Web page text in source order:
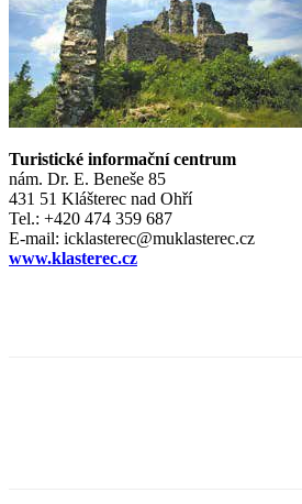
Turistické informační centrum
nám. Dr. E. Beneše 85
431 51 Klášterec nad Ohří
Tel.: +420 474 359 687
E-mail: icklasterec@muklasterec.cz
www.klasterec.cz